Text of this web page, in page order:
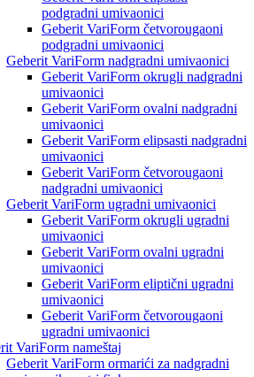
podgradni umivaonici
Geberit VariForm četvorougaoni
podgradni umivaonici
Geberit VariForm nadgradni umivaonici
Geberit VariForm okrugli nadgradni
umivaonici
Geberit VariForm ovalni nadgradni
umivaonici
Geberit VariForm elipsasti nadgradni
umivaonici
Geberit VariForm četvorougaoni
nadgradni umivaonici
Geberit VariForm ugradni umivaonici
Geberit VariForm okrugli ugradni
umivaonici
Geberit VariForm ovalni ugradni
umivaonici
Geberit VariForm eliptični ugradni
umivaonici
Geberit VariForm četvorougaoni
ugradni umivaonici
VariForm nameštaj
Geberit VariForm ormarići za nadgradni